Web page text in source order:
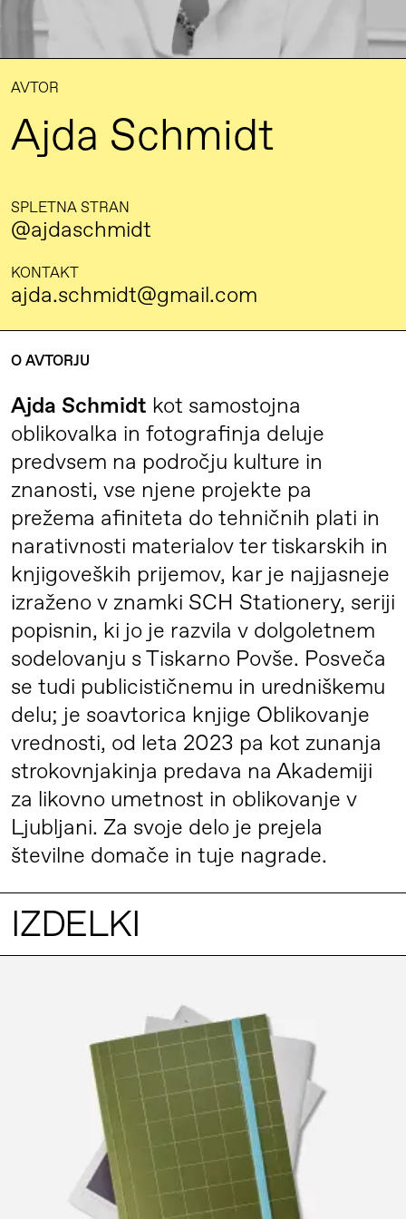
AVTOR
Ajda Schmidt
SPLETNA STRAN
@ajdaschmidt
KONTAKT
ajda.schmidt@gmail.com
O AVTORJU
Ajda Schmidt kot samostojna
oblikovalka in fotografinja deluje
predvsem na področju kulture in
znanosti, vse njene projekte pa
prežema afiniteta do tehničnih plati in
narativnosti materialov ter tiskarskih in
knjigoveških prijemov, kar je najjasneje
izraženo v znamki SCH Stationery, seriji
popisnin, ki jo je razvila v dolgoletnem
sodelovanju s Tiskarno Povše. Posveča
se tudi publicističnemu in uredniškemu
delu; je soavtorica knjige Oblikovanje
vrednosti, od leta 2023 pa kot zunanja
strokovnjakinja predava na Akademiji
za likovno umetnost in oblikovanje v
Ljubljani. Za svoje delo je prejela
številne domače in tuje nagrade.
IZDELKI